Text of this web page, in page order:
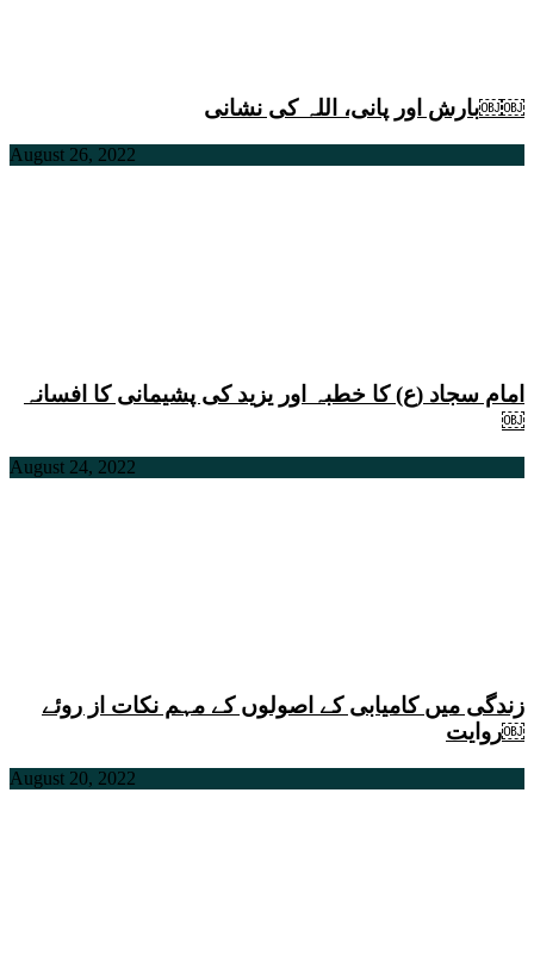
بارش اور پانی، اللہ کی نشانی￼￼
August 26, 2022
امام سجاد (ع) کا خطبہ اور یزید کی پشیمانی کا افسانہ
￼
August 24, 2022
زندگی میں کامیابی کے اصولوں کے مہم نکات از روئے
روایت￼
August 20, 2022